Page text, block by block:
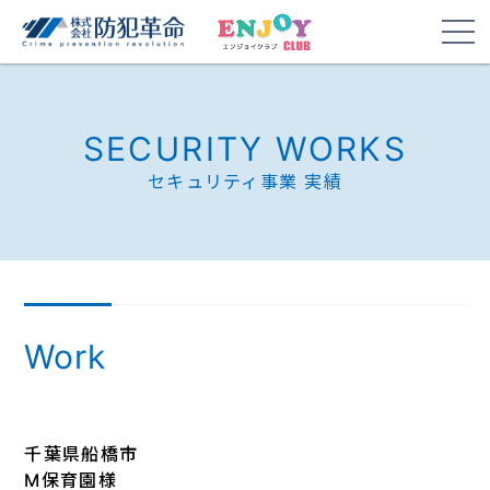
SECURITY WORKS
セキュリティ事業 実績
Work
千葉県船橋市
M保育園様